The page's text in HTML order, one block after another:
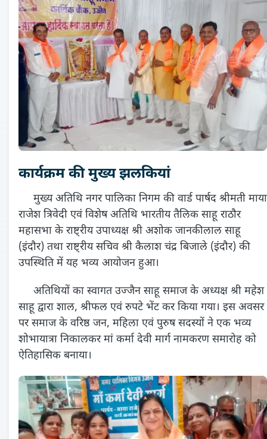
कार्यक्रम की मुख्य झलकियां
मुख्य अतिथि नगर पालिका निगम की वार्ड पार्षद श्रीमती माया
राजेश त्रिवेदी एवं विशेष अतिथि भारतीय तैलिक साहू राठौर
महासभा के राष्ट्रीय उपाध्यक्ष श्री अशोक जानकीलाल साहू
(इंदौर) तथा राष्ट्रीय सचिव श्री कैलाश चंद्र बिजाले (इंदौर) की
उपस्थिति में यह भव्य आयोजन हुआ।
अतिथियों का स्वागत उज्जैन साहू समाज के अध्यक्ष श्री महेश
साहू द्वारा शाल, श्रीफल एवं रुपटे भेंट कर किया गया। इस अवसर
पर समाज के वरिष्ठ जन, महिला एवं पुरुष सदस्यों ने एक भव्य
शोभायात्रा निकालकर मां कर्मा देवी मार्ग नामकरण समारोह को
ऐतिहासिक बनाया।